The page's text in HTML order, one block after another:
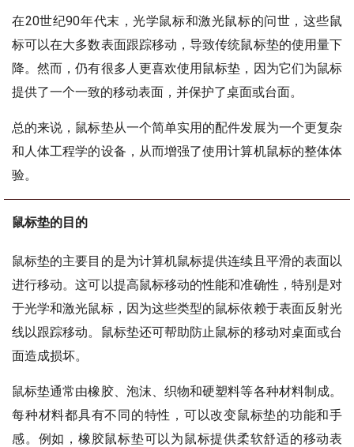
在20世纪90年代末，光学鼠标和激光鼠标的问世，这些鼠
标可以在大多数表面跟踪移动，导致传统鼠标垫的使用量下
降。然而，仍有很多人更喜欢使用鼠标垫，因为它们为鼠标
提供了一个一致的移动表面，并保护了桌面或台面。
总的来说，鼠标垫从一个简单实用的配件发展为一个更复杂
和人体工程学的设备，从而增强了使用计算机鼠标的整体体
验。
鼠标垫的目的
鼠标垫的主要目的是为计算机鼠标提供连续且平滑的表面以
进行移动。这可以提高鼠标移动的性能和准确性，特别是对
于光学和激光鼠标，因为这些类型的鼠标依赖于表面反射光
线以跟踪移动。鼠标垫还可帮助防止鼠标的移动对桌面或台
面造成损坏。
鼠标垫通常由橡胶、泡沫、织物和硬塑料等各种材料制成。
每种材料都具有不同的特性，可以改变鼠标垫的功能和手
感。例如，橡胶鼠标垫可以为鼠标提供柔软舒适的移动表